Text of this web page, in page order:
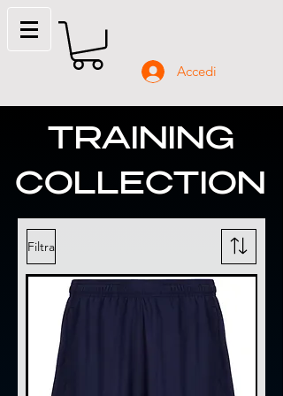
Accedi
TRAINING
COLLECTION
Filtra